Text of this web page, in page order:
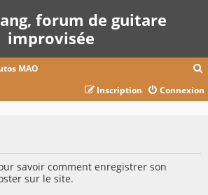
forum de guitare
improvisée
MAO
c
Connexion
Inscription
savoir comment enregistrer son
sur le site.